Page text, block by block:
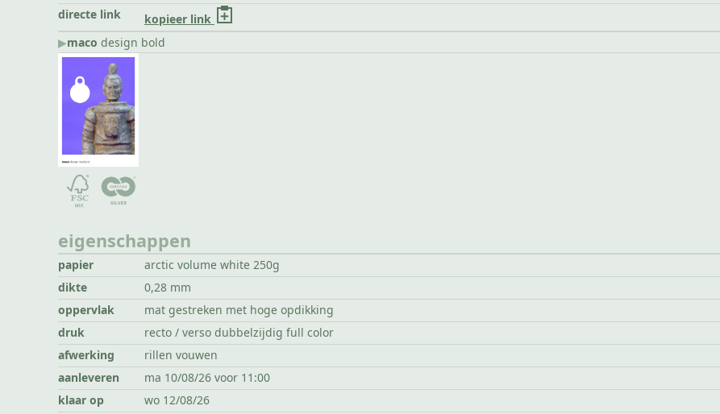
directe link
kopieer link
▶︎maco design bold
eigenschappen
papier
arctic volume white 250g
dikte
0,28 mm
oppervlak
mat gestreken met hoge opdikking
druk
recto / verso dubbelzijdig full color
afwerking
rillen vouwen
aanleveren
ma 10/08/26 voor 11:00
klaar op
wo 12/08/26